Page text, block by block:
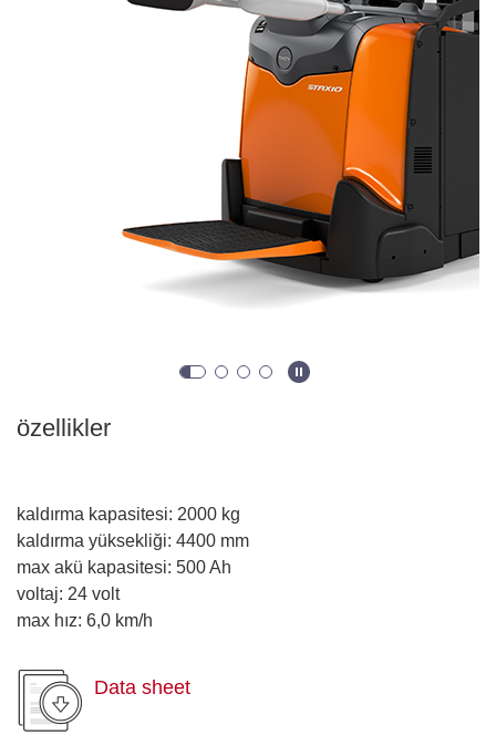
özellikler
kaldırma kapasitesi: 2000 kg
kaldırma yüksekliği: 4400 mm
max akü kapasitesi: 500Ah
voltaj: 24 volt
max hız: 6,0 km/h
Data sheet